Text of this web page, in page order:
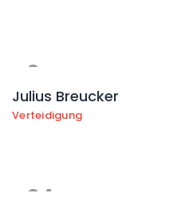
2
Julius Breucker
Verteidigung